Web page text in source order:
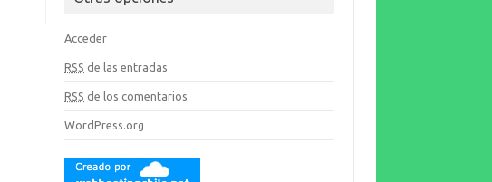
Acceder
RSS de las entradas
RSS de los comentarios
WordPress.org